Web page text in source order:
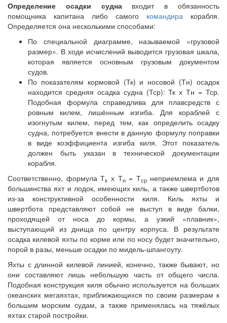
Определение осадки суднавходит в обязанность
помощника капитана либо самого командира корабля.
Определяется она несколькими способами:
По специальной диаграмме, называемой «грузовой
размер». В ходе исчислений выводится грузовая шкала,
которая является основным грузовым документом
судов.
По показателям кормовой (Тк) и носовой (Тн) осадок
находится средняя осадка судна (Тср): Тк х Тн = Тср.
Подобная формула справедлива для плавсредств с
ровным килем, лишённым изгиба. Для кораблей с
изогнутым килем, перед тем, как определить осадку
судна, потребуется внести в данную формулу поправки
в виде коэффициента изгиба киля. Этот показатель
должен быть указан в технической документации
корабля.
Соответственно, формула Тк х Тн= Тср неприемлема и для
большинства яхт и лодок, имеющих киль, а также швертботов
из-за конструктивной особенности киля. Киль яхты и
швертбота представляют собой не выступ в виде балки,
проходящей от носа до кормы, а узкий «плавник»,
выступающий из днища по центру корпуса. В результате
осадка килевой яхты по корме или по носу будет значительно,
порой в разы, меньше осадки по мидель-шпангоуту.
Яхты с длинной килевой линией, конечно, также бывают, но
они составляют лишь небольшую часть от общего числа.
Подобная конструкция киля обычно используется на больших
океанских мегаяхтах, приближающихся по своим размерам к
большим морским судам, а также применялась на тяжёлых
яхтах старой постройки.